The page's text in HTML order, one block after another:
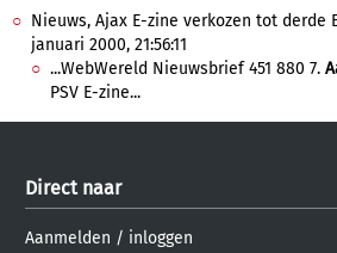
Nieuws, Ajax E-zine verkozen tot derde
januari 2000, 21:56:11
...WebWereld Nieuwsbrief 451 880 7.
PSV E-zine...
Direct naar
Aanmelden / inloggen